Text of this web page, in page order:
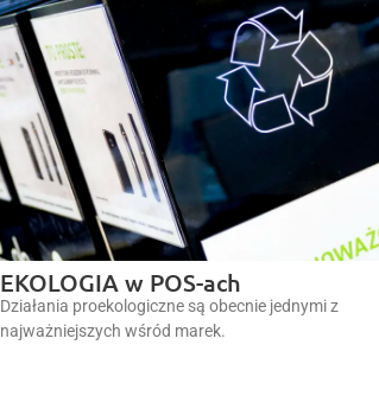
EKOLOGIA w POS-ach
Działania proekologiczne są obecnie jednymi z
najważniejszych wśród marek.